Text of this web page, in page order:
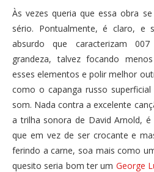
Às vezes queria que essa obra
sério. Pontualmente, é claro, e
absurdo que caracterizam
grandeza, talvez focando
esses elementos e polir melhor
como o capanga russo
som. Nada contra a excelente
a trilha sonora de David Arnold,
que em vez de ser crocante e
ferindo a carne, soa mais como
quesito seria bom ter um George